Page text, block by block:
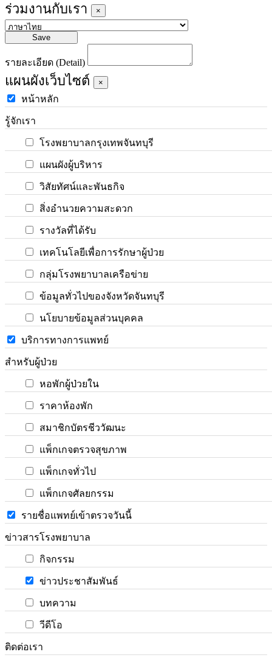
ร่วมงานกับเรา ×
Save
รายละเอียด (Detail)
แผนผังเว็บไซต์ ×
หน้าหลัก
รู้จักเรา
โรงพยาบาลกรุงเทพจันทบุรี
แผนผังผู้บริหาร
วิสัยทัศน์และพันธกิจ
สิ่งอำนวยความสะดวก
รางวัลที่ได้รับ
เทคโนโลยีเพื่อการรักษาผู้ป่วย
กลุ่มโรงพยาบาลเครือข่าย
ข้อมูลทั่วไปของจังหวัดจันทบุรี
นโยบายข้อมูลส่วนบุคคล
บริการทางการแพทย์
สำหรับผู้ป่วย
หอพักผู้ป่วยใน
ราคาห้องพัก
สมาชิกบัตรชีววัฒนะ
แพ็กเกจตรวจสุขภาพ
แพ็กเกจทั่วไป
แพ็กเกจศัลยกรรม
รายชื่อแพทย์เข้าตรวจวันนี้
ข่าวสารโรงพยาบาล
กิจกรรม
ข่าวประชาสัมพันธ์
บทความ
วีดีโอ
ติดต่อเรา